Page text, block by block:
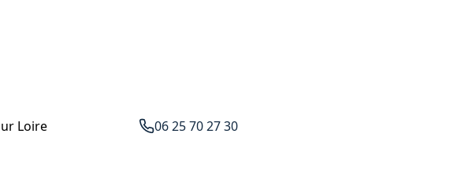
Loire 06 25 70 27 30